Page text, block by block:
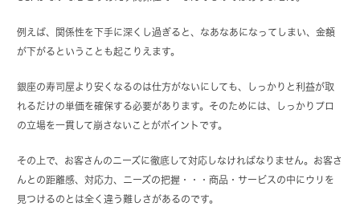
例えば、関係性を下手に深くし過ぎると、なあなあになってしまい、金額
が下がるということも起こりえます。
銀座の寿司屋より安くなるのは仕方がないにしても、しっかりと利益が取
れるだけの単価を確保する必要があります。そのためには、しっかりプロ
の立場を一貫して崩さないことがポイントです。
その上で、お客さんのニーズに徹底して対応しなければなりません。お客さ
んとの距離感、対応力、ニーズの把握・・・商品・サービスの中にウリを
見つけるのとは全く違う難しさがあるのです。